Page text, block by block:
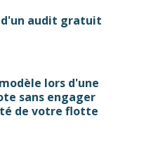
d'un audit gratuit
lors d'une
sans engager
de votre flotte